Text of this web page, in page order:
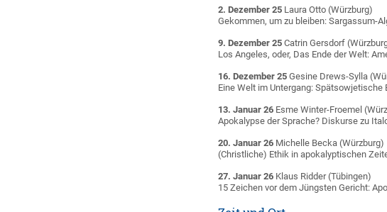
2. Dezember 25 Laura Otto (Würzburg)
Gekommen, um zu bleiben: Sargassum-
9. Dezember 25 Catrin Gersdorf
Los Angeles, oder, Das Ende der Welt:
16. Dezember 25 Gesine Drews-Sylla
Eine Welt im Untergang: Spätsowjetische
13. Januar 26 Esme Winter-Froemel
Apokalypse der Sprache? Diskurse zu
20. Januar 26 Michelle Becka (Würzburg)
(Christliche) Ethik in apokalyptischen
27. Januar 26 Klaus Ridder (Tübingen)
15 Zeichen vor dem Jüngsten Gericht: